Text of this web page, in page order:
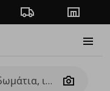
Πορεία παραγγελίας
Camera